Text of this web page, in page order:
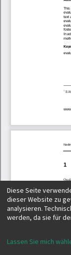
Diese Seite
dieser Website zu
analysieren.
werden, da sie für
Lassen Sie mich